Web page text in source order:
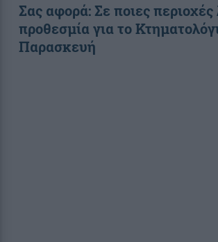
Σας αφορά: Σε ποιες περιοχές
προθεσμία για το
Παρασκευή